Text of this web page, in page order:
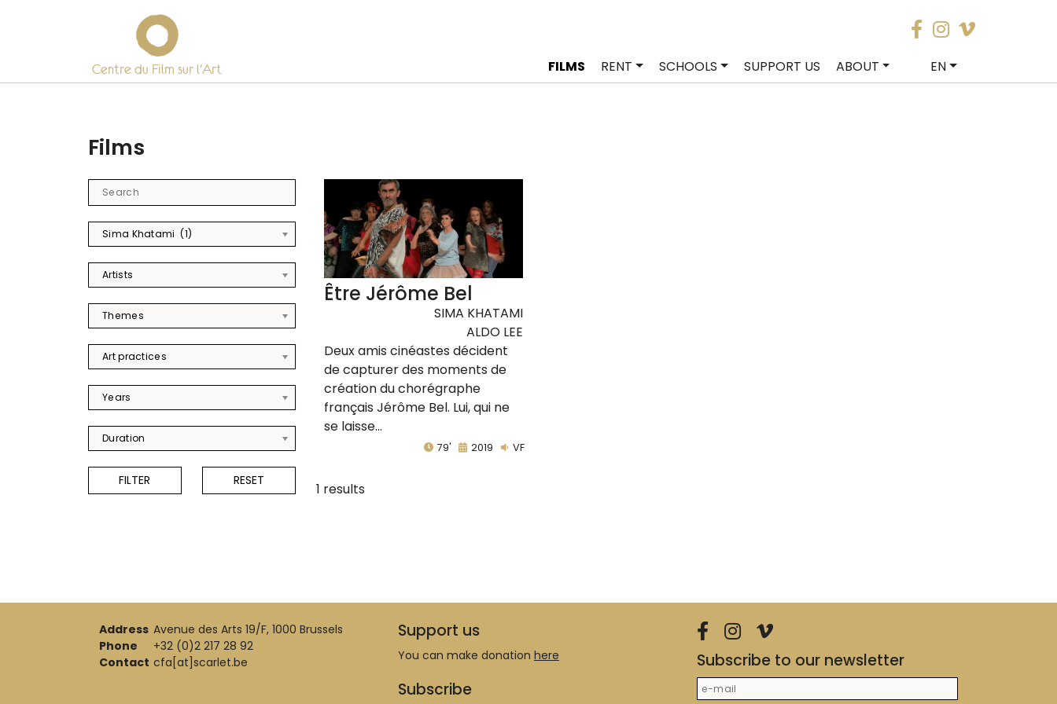
Centre du Film sur l’Art FILMS RENT SCHOOLS SUPPORT US ABOUT EN
Films
Sima Khatami (1)
Artists
Themes
Art practices
Years
Duration
Être Jérôme Bel
SIMA KHATAMI
ALDO LEE
Deux amis cinéastes décident
de capturer des moments de
création du chorégraphe
français Jérôme Bel. Lui, qui ne
se laisse...
79' 2019 VF
1 results
Address Avenue des Arts 19/F, 1000 Brussels
Phone
+32 (0)2 217 28 92
Contact cfa[at]scarlet.be
Support us
You can make donation here
Subscribe
Subscribe to our newsletter